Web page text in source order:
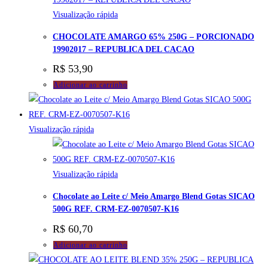
Visualização rápida
CHOCOLATE AMARGO 65% 250G – PORCIONADO
19902017 – REPUBLICA DEL CACAO
R$ 53,90
Adicionar ao carrinho
Visualização rápida
Visualização rápida
Chocolate ao Leite c/ Meio Amargo Blend Gotas SICAO
500G REF. CRM-EZ-0070507-K16
R$ 60,70
Adicionar ao carrinho